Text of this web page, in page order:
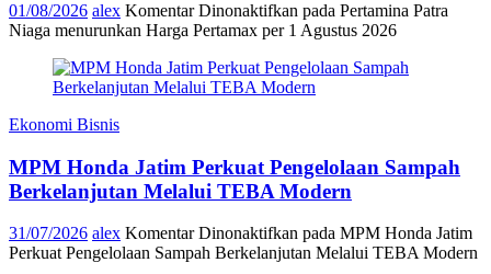
01/08/2026 alex Komentar Dinonaktifkan pada Pertamina Patra
Niaga menurunkan Harga Pertamax per 1 Agustus 2026
Ekonomi Bisnis
MPM Honda Jatim Perkuat Pengelolaan Sampah
Berkelanjutan Melalui TEBA Modern
31/07/2026 alex Komentar Dinonaktifkan pada MPM Honda Jatim
Perkuat Pengelolaan Sampah Berkelanjutan Melalui TEBA Modern